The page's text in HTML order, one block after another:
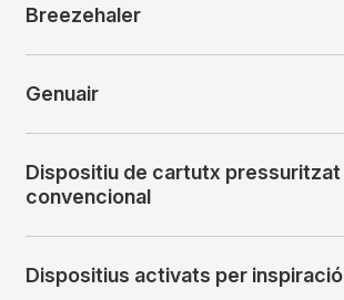
Breezehaler
Genuair
Dispositiu de cartutx pressuritzat
convencional
Dispositius activats per inspiració